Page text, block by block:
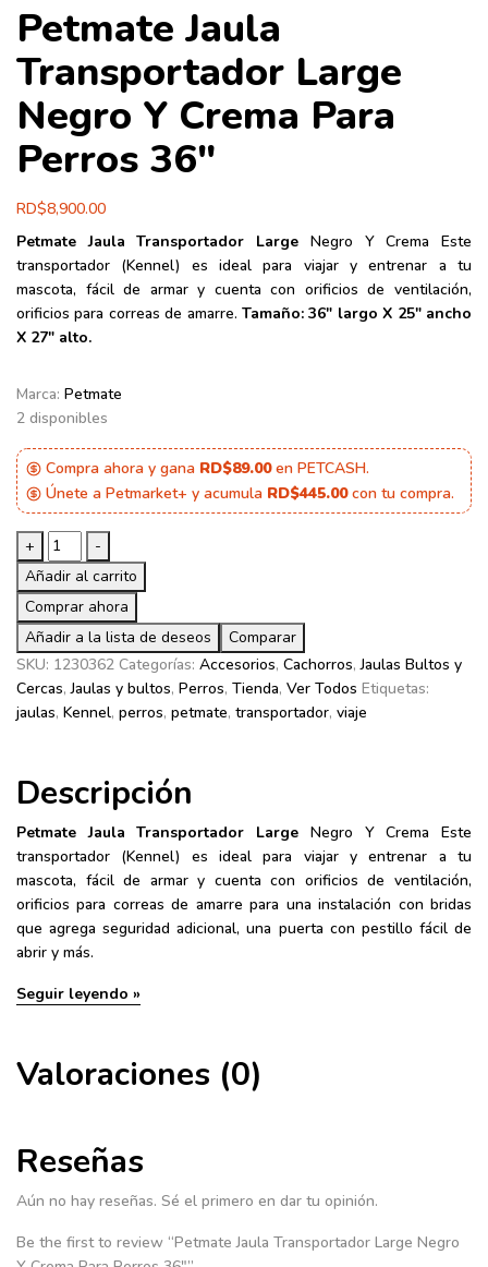
Petmate Jaula
Transportador Large
Negro Y Crema Para
Perros 36″
RD$8,900.00
Petmate Jaula Transportador Large Negro Y Crema Este
transportador (Kennel) es ideal para viajar y entrenar a tu
mascota, fácil de armar y cuenta con orificios de ventilación,
orificios para correas de amarre. Tamaño: 36″ largo X 25″ ancho
X 27″ alto.
Marca: Petmate
2 disponibles
Compra ahora y gana RD$89.00en PETCASH.
Únete a Petmarket+ y acumula RD$445.00con tu compra.
+
Petmate
Jaula
Transportador
Large
Negro
Y
Crema
Para
-
Añadir al carrito
Comprar ahora
Añadir a la lista de deseos
Comparar
SKU: 1230362 Categorías: Accesorios, Cachorros,Jaulas Bultos y
Cercas,Jaulas y bultos, Perros, Tienda, Ver Todos Etiquetas:
jaulas, Kennel, perros, petmate, transportador, viaje
Descripción
Petmate Jaula Transportador Large Negro Y Crema Este
transportador (Kennel) es ideal para viajar y entrenar a tu
mascota, fácil de armar y cuenta con orificios de ventilación,
orificios para correas de amarre para una instalación con bridas
que agrega seguridad adicional, una puerta con pestillo fácil de
abrir y más.
Seguir leyendo »
Valoraciones (0)
Reseñas
Aún no hay reseñas. Sé el primero en dar tu opinión.
Be the first to review “Petmate Jaula Transportador Large Negro